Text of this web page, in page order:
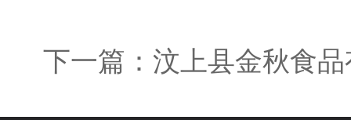
下一篇：汶上县金秋食